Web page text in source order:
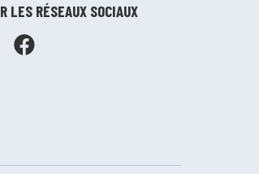
LES RÉSEAUX SOCIAUX